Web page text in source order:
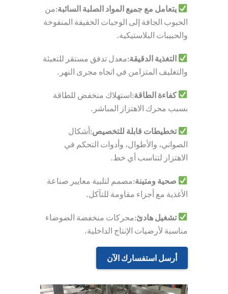
يتعامل مع جميع المواد الصلبة السائبة:من
الحبوب الجافة إلى الوجبات الخفيفة المنفوخة
والحبيبات البلاستيكية.
التغذية الدقيقة:معدل تدفق مستقر للتعبئة
والتغليف المتزامن في اتجاه مجرى النهر.
كفاءة الطاقة:استهلاك منخفض للطاقة
بسبب محرك الاهتزاز المباشر.
تخطيطات قابلة للتخصيص:أشكال
الصواني، والأطوال، وأدوات التحكم في
الاهتزاز لتناسب أي خط.
صحية ومتينة:مصمم لتلبية معايير صناعة
الأغذية مع أجزاء مقاومة للتآكل.
تشغيل هادئ:محركات منخفضة الضوضاء
مناسبة لأرضيات الإنتاج الداخلية.
أرسل استفسارك الآن